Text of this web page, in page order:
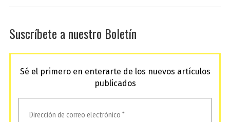
Suscríbete a nuestro Boletín
Sé el primero en enterarte de los nuevos artículos
publicados